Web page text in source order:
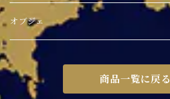
オブジェ
商品一覧に戻る